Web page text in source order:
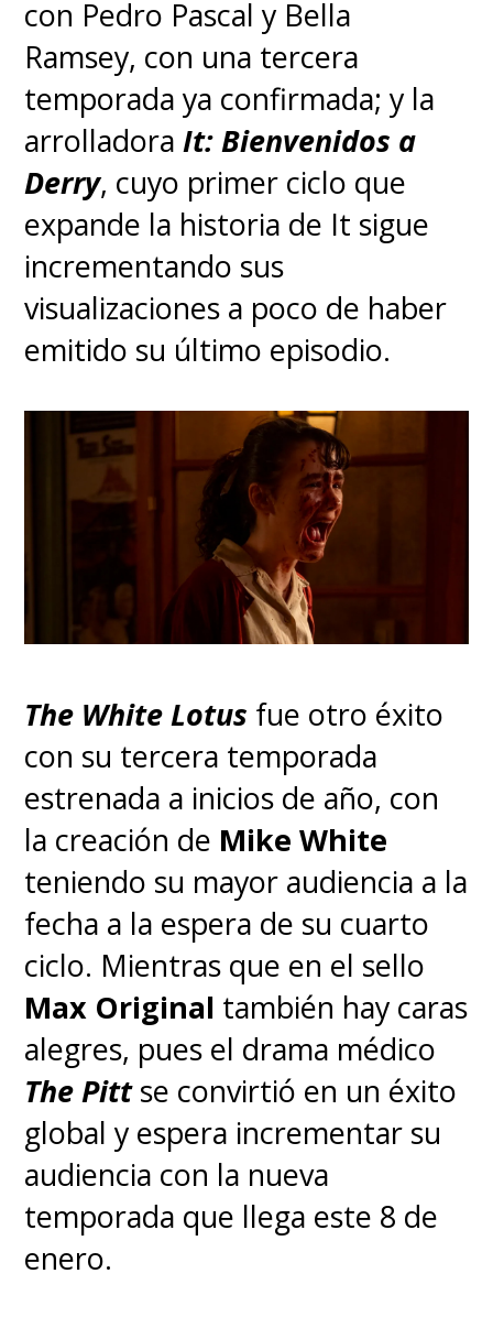
Rowling, siendoun viaje
nostálgico y emotivo en una
retrospectiva de toda la saga
con Pedro Pascal y Bella
Ramsey, con una tercera
temporada ya confirmada; y la
arrolladoraIt: Bienvenidos a
Derry, cuyo primer ciclo que
expande la historia de It sigue
incrementando sus
visualizaciones a poco de haber
emitido su último episodio.
The White Lotus fue otro éxito
con su tercera temporada
estrenada a inicios de año, con
la creación de Mike White
teniendo su mayor audiencia a la
fecha a la espera de su cuarto
ciclo. Mientras que en el sello
Max Original también hay caras
alegres, pues el drama médico
The Pittse convirtió en un éxito
global y espera incrementar su
audiencia con la nueva
temporada que llega este 8 de
enero.